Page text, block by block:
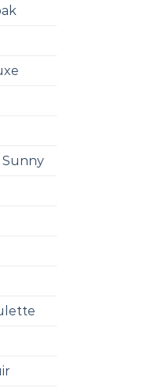
Sunny